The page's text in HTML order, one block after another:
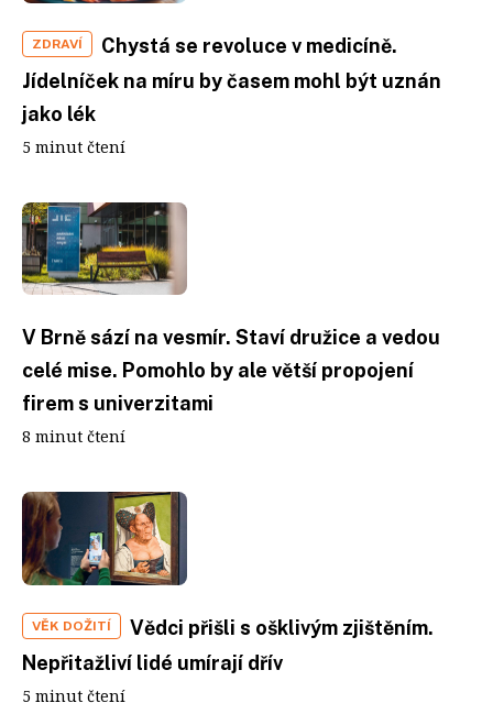
ZDRAVÍ
Chystá se revoluce v medicíně.
Jídelníček na míru by časem mohl být uznán
jako lék
5 minut čtení
V Brně sází na vesmír. Staví družice a vedou
celé mise. Pomohlo by ale větší propojení
firem s univerzitami
8 minut čtení
VĚK DOŽITÍ
Vědci přišli s ošklivým zjištěním.
Nepřitažliví lidé umírají dřív
5 minut čtení